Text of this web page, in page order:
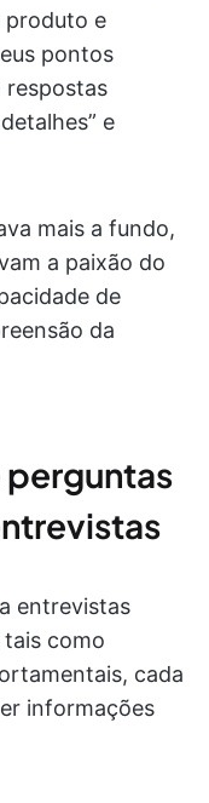
produto e
pontos
respostas
e
mais a fundo,
a paixão do
de
da
entrevistas
como
cada
informações